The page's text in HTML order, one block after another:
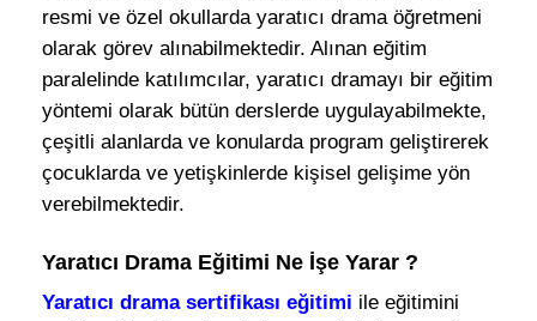
resmi ve özel okullarda yaratıcı drama öğretmeni
olarak görev alınabilmektedir. Alınan eğitim
paralelinde katılımcılar, yaratıcı dramayı bir eğitim
yöntemi olarak bütün derslerde uygulayabilmekte,
çeşitli alanlarda ve konularda program geliştirerek
çocuklarda ve yetişkinlerde kişisel gelişime yön
verebilmektedir.
Yaratıcı Drama Eğitimi Ne İşe Yarar ?
Yaratıcı drama sertifikası eğitimi ile eğitimini